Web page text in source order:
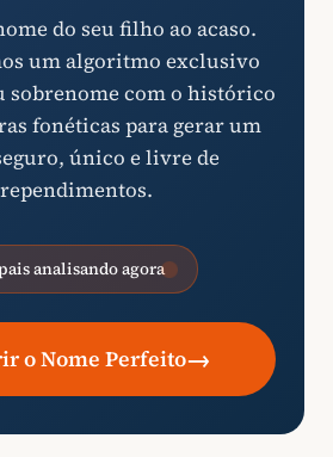
do seu filho ao acaso.
um algoritmo exclusivo
sobrenome com o histórico
fonéticas para gerar um
único e livre de
analisando agora
o Nome Perfeito→